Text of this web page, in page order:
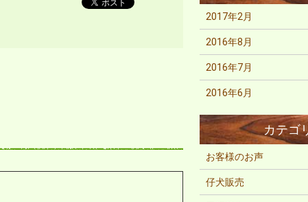
2017年2月
2016年8月
2016年7月
2016年6月
お客様のお声
仔犬販売